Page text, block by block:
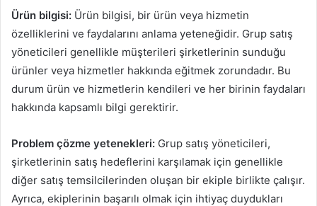
Ürün bilgisi: Ürün bilgisi, bir ürün veya hizmetin
özelliklerini ve faydalarını anlama yeteneğidir. Grup satış
yöneticileri genellikle müşterileri şirketlerinin sunduğu
ürünler veya hizmetler hakkında eğitmek zorundadır. Bu
durum ürün ve hizmetlerin kendileri ve her birinin faydaları
hakkında kapsamlı bilgi gerektirir.
Problem çözme yetenekleri: Grup satış yöneticileri,
şirketlerinin satış hedeflerini karşılamak için genellikle
diğer satış temsilcilerinden oluşan bir ekiple birlikte çalışır.
Ayrıca, ekiplerinin başarılı olmak için ihtiyaç duydukları